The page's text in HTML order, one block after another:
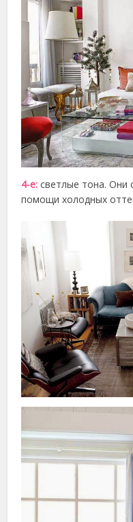
4-е: светлые тона. Они
помощи холодных